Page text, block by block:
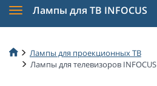
Лампы для ТВ INFOCUS
Лампы для проекционных ТВ
Лампы для телевизоров INFOCUS